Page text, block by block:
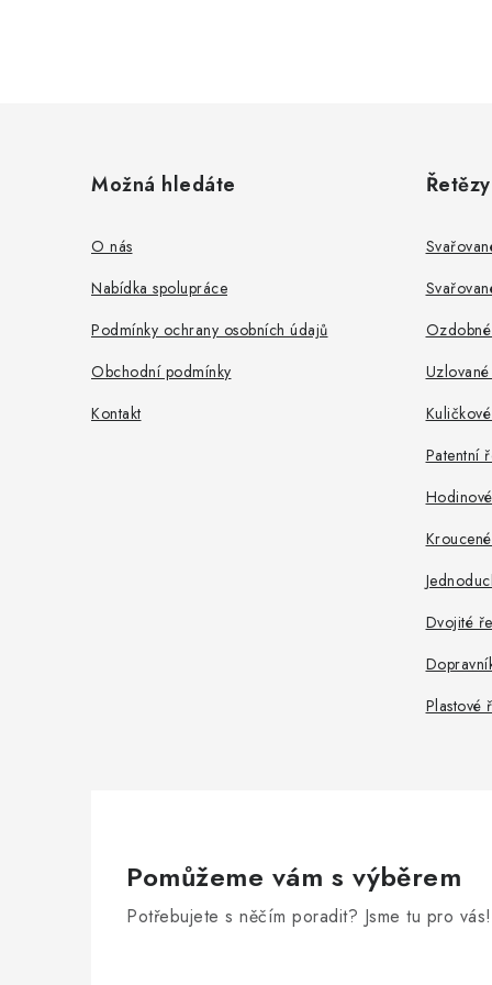
Možná hledáte
O nás
Nabídka spolupráce
Podmínky ochrany osobních údajů
Obchodní podmínky
Kontakt
Patentní
Dvojité
Plastové
Pomůžeme vám s výběrem
Potřebujete s něčím poradit? Jsme tu pro vás!